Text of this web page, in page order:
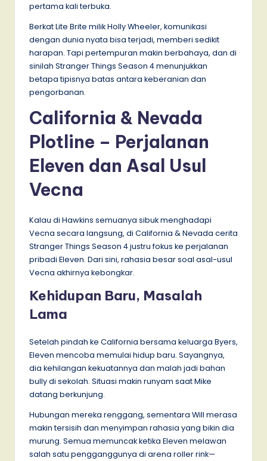
pertama kali terbuka.
Berkat Lite Brite milik Holly Wheeler, komunikasi
dengan dunia nyata bisa terjadi, memberi sedikit
harapan. Tapi pertempuran makin berbahaya, dan di
sinilah Stranger Things Season 4 menunjukkan
betapa tipisnya batas antara keberanian dan
pengorbanan.
California & Nevada
Plotline – Perjalanan
Eleven dan Asal Usul
Vecna
Kalau di Hawkins semuanya sibuk menghadapi
Vecna secara langsung, di California & Nevada cerita
Stranger Things Season 4 justru fokus ke perjalanan
pribadi Eleven. Dari sini, rahasia besar soal asal-usul
Vecna akhirnya kebongkar.
Kehidupan Baru, Masalah
Lama
Setelah pindah ke California bersama keluarga Byers,
Eleven mencoba memulai hidup baru. Sayangnya,
dia kehilangan kekuatannya dan malah jadi bahan
bully di sekolah. Situasi makin runyam saat Mike
datang berkunjung.
Hubungan mereka renggang, sementara Will merasa
makin tersisih dan menyimpan rahasia yang bikin dia
murung. Semua memuncak ketika Eleven melawan
salah satu pengganggunya di arena roller rink—